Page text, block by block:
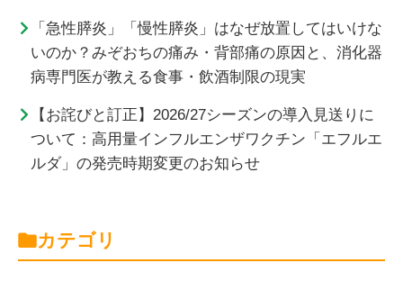
「急性膵炎」「慢性膵炎」はなぜ放置してはいけな
いのか？みぞおちの痛み・背部痛の原因と、消化器
病専門医が教える食事・飲酒制限の現実
【お詫びと訂正】2026/27シーズンの導入見送りに
ついて：高用量インフルエンザワクチン「エフルエ
ルダ」の発売時期変更のお知らせ
カテゴリ